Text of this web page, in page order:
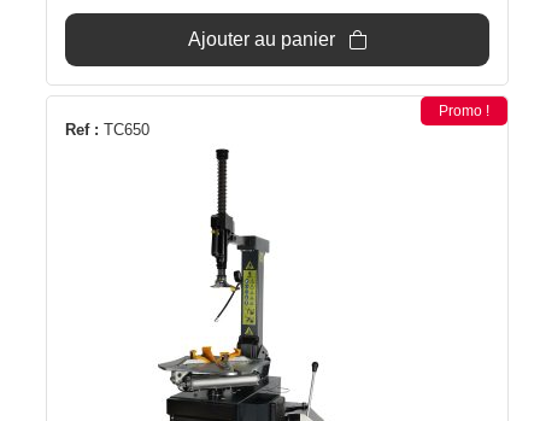
Ajouter au panier
Ref : TC650
Promo !